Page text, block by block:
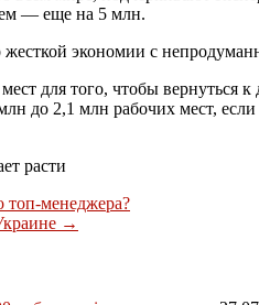
— еще на 5 млн.
жесткой экономии с
для того, чтобы
до 2,1 млн рабочих мест,
расти
топ-менеджера?
→